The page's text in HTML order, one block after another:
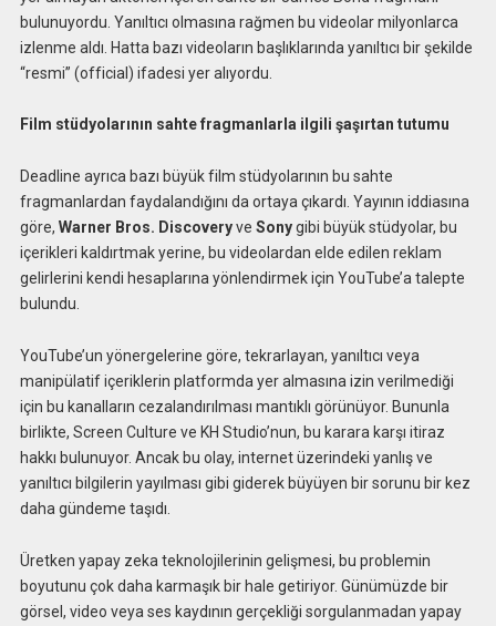
bulunuyordu. Yanıltıcı olmasına rağmen bu videolar milyonlarca
izlenme aldı. Hatta bazı videoların başlıklarında yanıltıcı bir şekilde
“resmi” (official) ifadesi yer alıyordu.
Film stüdyolarının sahte fragmanlarla ilgili şaşırtan tutumu
Deadline ayrıca bazı büyük film stüdyolarının bu sahte
fragmanlardan faydalandığını da ortaya çıkardı. Yayının iddiasına
göre, Warner Bros. Discoveryve Sonygibi büyük stüdyolar, bu
içerikleri kaldırtmak yerine, bu videolardan elde edilen reklam
gelirlerini kendi hesaplarına yönlendirmek için YouTube’a talepte
bulundu.
YouTube’un yönergelerine göre, tekrarlayan, yanıltıcı veya
manipülatif içeriklerin platformda yer almasına izin verilmediği
için bu kanalların cezalandırılması mantıklı görünüyor. Bununla
birlikte, Screen Culture ve KH Studio’nun, bu karara karşı itiraz
hakkı bulunuyor. Ancak bu olay, internet üzerindeki yanlış ve
yanıltıcı bilgilerin yayılması gibi giderek büyüyen bir sorunu bir kez
daha gündeme taşıdı.
Üretken yapay zeka teknolojilerinin gelişmesi, bu problemin
boyutunu çok daha karmaşık bir hale getiriyor. Günümüzde bir
görsel, video veya ses kaydının gerçekliği sorgulanmadan yapay